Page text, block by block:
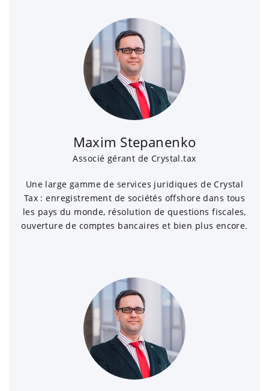
Maxim Stepanenko
Associé gérant de Crystal.tax
Une large gamme de services juridiques de Crystal
Tax : enregistrement de sociétés offshore dans tous
les pays du monde, résolution de questions fiscales,
ouverture de comptes bancaires et bien plus encore.